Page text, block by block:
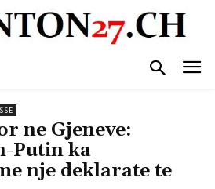
ne Gjeneve:
Putin ka
nje deklarate te